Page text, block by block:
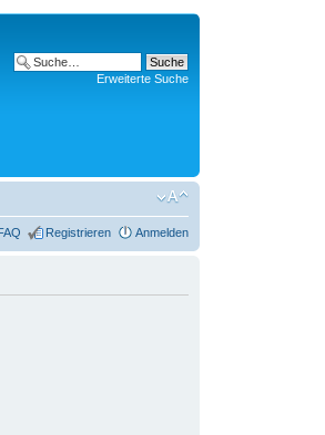
Erweiterte Suche
Registrieren Anmelden